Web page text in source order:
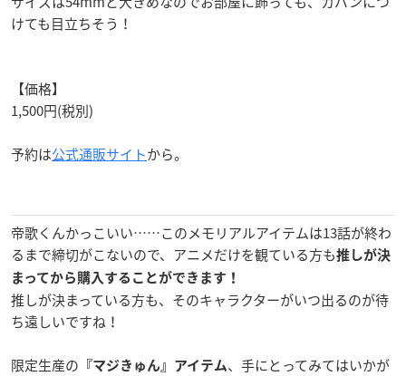
けても目立ちそう！
【価格】
1,500円(税別)
予約は公式通販サイトから。
帝歌くんかっこいい……このメモリアルアイテムは13話が終わ
るまで締切がこないので、アニメだけを観ている方も推しが決
まってから購入することができます ！
推しが決まっている方も、そのキャラクターがいつ出るのが待
ち遠しいですね！
限定生産の 『マジきゅん』アイテム、手にとってみてはいかが